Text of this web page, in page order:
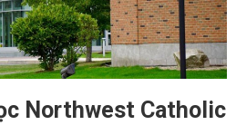
Northwest Catholic